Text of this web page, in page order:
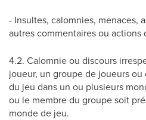
- Insultes, calomnies, menaces,
autres commentaires ou actions
4.2. Calomnie ou discours
joueur, un groupe de joueurs
du jeu dans un ou plusieurs
ou le membre du groupe soit
monde de jeu.